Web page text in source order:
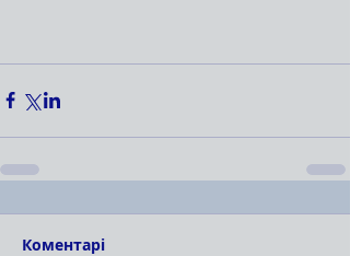
Коментарі